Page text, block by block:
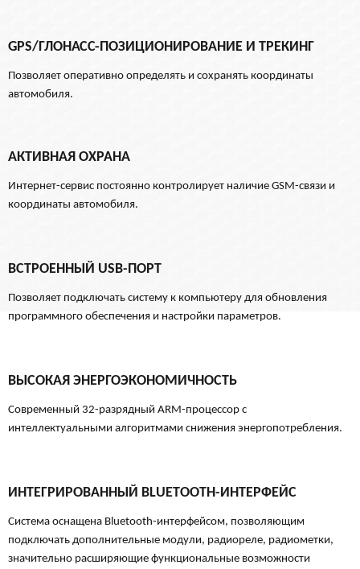
GPS/ГЛОНАСС-ПОЗИЦИОНИРОВАНИЕ И ТРЕКИНГ
Позволяет оперативно определять и сохранять координаты
автомобиля.
АКТИВНАЯ ОХРАНА
Интернет-сервис постоянно контролирует наличие GSM-связи и
координаты автомобиля.
ВСТРОЕННЫЙ USB-ПОРТ
Позволяет подключать систему к компьютеру для обновления
программного обеспечения и настройки параметров.
ВЫСОКАЯ ЭНЕРГОЭКОНОМИЧНОСТЬ
Современный 32-разрядный ARM-процессор с
интеллектуальными алгоритмами снижения энергопотребления.
ИНТЕГРИРОВАННЫЙ BLUETOOTH-ИНТЕРФЕЙС
Система оснащена Bluetooth-интерфейсом, позволяющим
подключать дополнительные модули, радиореле, радиометки,
значительно расширяющие функциональные возможности